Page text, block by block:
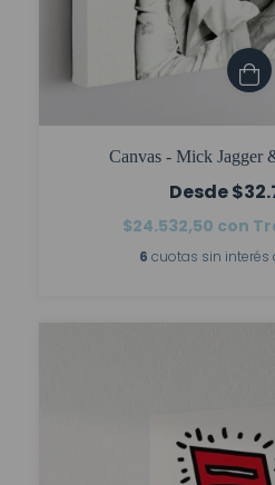
Canvas - Mick Jagger
$24.532,50 con
6 cuotas sin interés